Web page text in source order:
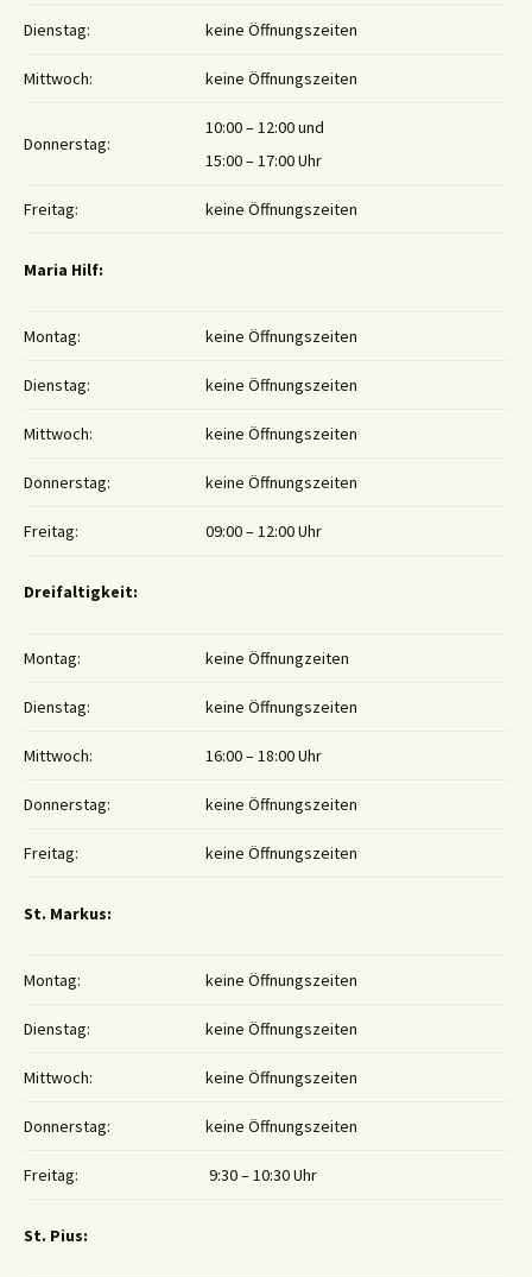
Dienstag: keine Öffnungszeiten
Mittwoch: keine Öffnungszeiten
Donnerstag:
10:00 – 12:00 und
15:00 – 17:00 Uhr
Freitag: keine Öffnungszeiten
Maria Hilf:
Montag: keine Öffnungszeiten
Dienstag: keine Öffnungszeiten
Mittwoch: keine Öffnungszeiten
Donnerstag: keine Öffnungszeiten
Freitag: 09:00 – 12:00 Uhr
Dreifaltigkeit:
Montag: keine Öffnungzeiten
Dienstag: keine Öffnungszeiten
Mittwoch: 16:00 – 18:00 Uhr
Donnerstag: keine Öffnungszeiten
Freitag: keine Öffnungszeiten
St. Markus:
Montag: keine Öffnungszeiten
Dienstag: keine Öffnungszeiten
Mittwoch: keine Öffnungszeiten
Donnerstag: keine Öffnungszeiten
Freitag: 9:30 – 10:30 Uhr
St. Pius: